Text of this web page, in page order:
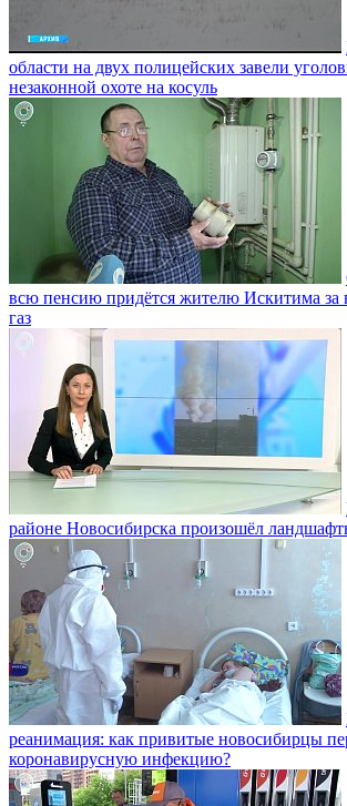
области на двух полицейских завели
незаконной охоте на косуль
всю пенсию придётся жителю Искитима за
газ
районе Новосибирска произошёл
реанимация: как привитые новосибирцы
коронавирусную инфекцию?